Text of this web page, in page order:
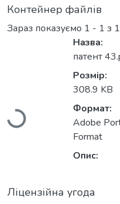
Контейнер файлів
Зараз показуємо 1 - 1 з 1
Вантажиться...
Назва:
патент
Розмір:
308.9 KB
Формат:
Adobe
Format
Опис:
Ліцензійна угода